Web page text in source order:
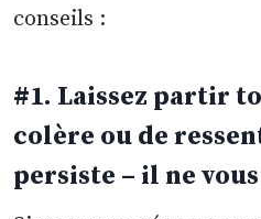
conseils :
#1. Laissez partir
colère ou de
persiste – il ne